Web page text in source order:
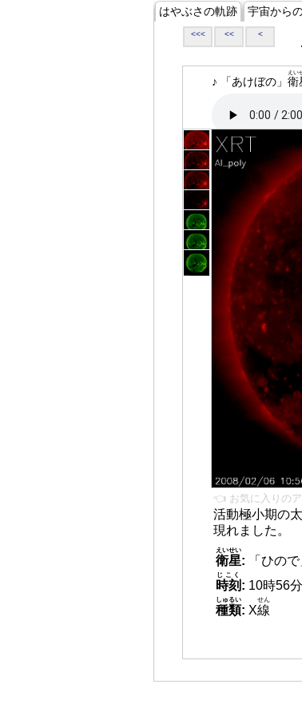
はやぶさの軌跡 宇宙から
<<< << <
♪ 「あけぼの」 衛
えい
👈 お気に入りの
活動極小期の
現れました。
衛星
えいせい
:
「ひので
時刻
じこく
: 10時56分
種類
しゅるい
: X線
せん